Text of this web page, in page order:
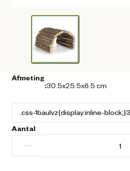
Afmeting
:30.5x25.5x6.5 cm
Aantal
−